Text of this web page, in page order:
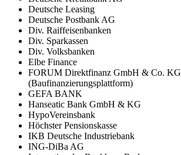
Deutsche Leasing
Deutsche Postbank AG
Div. Raiffeisenbanken
Div. Sparkassen
Div. Volksbanken
Elbe Finance
FORUM Direktfinanz GmbH & Co. KG
(Baufinanzierungsplattform)
GEFA BANK
Hanseatic Bank GmbH & KG
HypoVereinsbank
Höchster Pensionskasse
IKB Deutsche Industriebank
ING-DiBa AG